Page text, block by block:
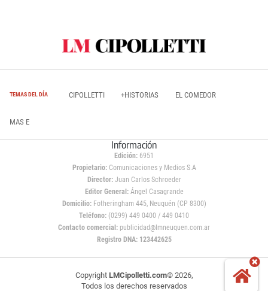
TEMAS DEL DÍA CIPOLLETTI +HISTORIAS EL COMEDOR
MAS E
Información
Edición: 6951
Propietario:Comunicaciones y Medios S.A
Director: Juan Carlos Schroeder
Editor General:Ángel Casagrande
Domicilio:Fotheringham 445, Neuquén (CP 8300)
Teléfono: (0299) 449 0400 / 449 0410
Contacto comercial: publicidad@lmneuquen.com.ar
Registro DNA: 123442625
Copyright LMCipolletti.com© 2026,
Todos los derechos reservados